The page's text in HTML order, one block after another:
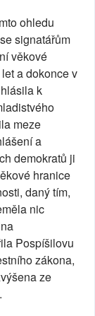
ohledu
signatářům
věkové
a dokonce v
k
meze
a
demokratů ji
hranice
daný tím,
nic
Pospíšilovu
zákona,
ze